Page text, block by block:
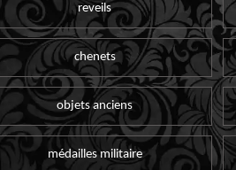
reveils
chenets
objets anciens
médailles militaire